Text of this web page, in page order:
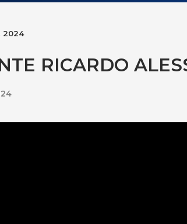
2024
RICARDO